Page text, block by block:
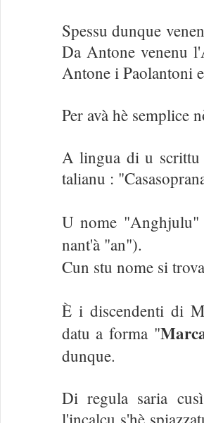
Spessu dunque
Da Antone venenu
Antone i Paolantoni
Per avà hè semplice
A lingua di u scrittu
talianu :
U nome "Anghjulu"
nant'à "an").
Cun stu nome si
È i discendenti di
datu a forma "
dunque.
Di regula saria